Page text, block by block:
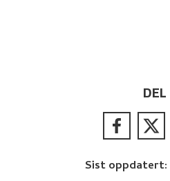
DEL
Sist oppdatert: